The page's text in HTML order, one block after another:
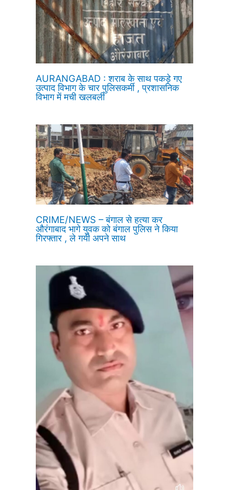
AURANGABAD : शराब के साथ पकड़े गए
उत्पाद विभाग के चार पुलिसकर्मी , प्रशासनिक
विभाग में मची खलबली
CRIME/NEWS – बंगाल से हत्या कर
औरंगाबाद भागे युवक को बंगाल पुलिस ने किया
गिरफ्तार , ले गयी अपने साथ